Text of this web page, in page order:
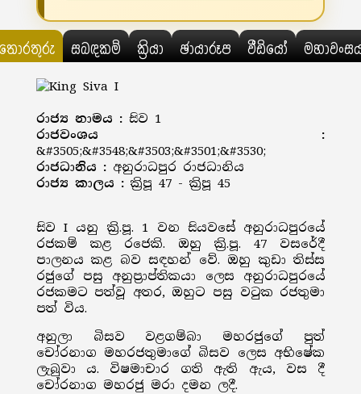
සබඳකම් ක්‍රියා ඡායාරූප වීඩියෝ
රාජ්‍ය නාමය : සිව 1
රාජවංශය :
&#3505;&#3548;&#3503;&#3501;&#3530;
රාජධානිය : අනුරාධපුර රාජධානිය
රාජ්‍ය කාලය : ක්‍රිපූ 47 - ක්‍රිපූ 45
සිව I යනු ක්‍රි.පූ. 1 වන සියවසේ අනුරාධපුරයේ
රජකම් කළ රජෙකි. ඔහු ක්‍රි.පූ. 47 වසරේදී
පාලනය කළ බව සඳහන් වේ. ඔහු කුඩා තිස්ස
රජුගේ පසු අනුප්‍රාප්තිකයා ලෙස අනුරාධපුරයේ
රජකමට පත්වූ අතර, ඔහුට පසු වටුක රජතුමා
පත් විය.
අනුලා බිසව වළගම්බා මහරජුගේ පුත්
චෝරනාග මහරජතුමාගේ බිසව ලෙස අභිෂේක
ලැබුවා ය. විෂමාචාර ගති ඇති ඇය, වස දී
චෝරනාග මහරජු මරා දමන ලදී.